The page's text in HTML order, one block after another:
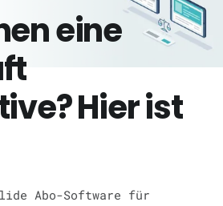
eine
Hier ist
Abo-Software für